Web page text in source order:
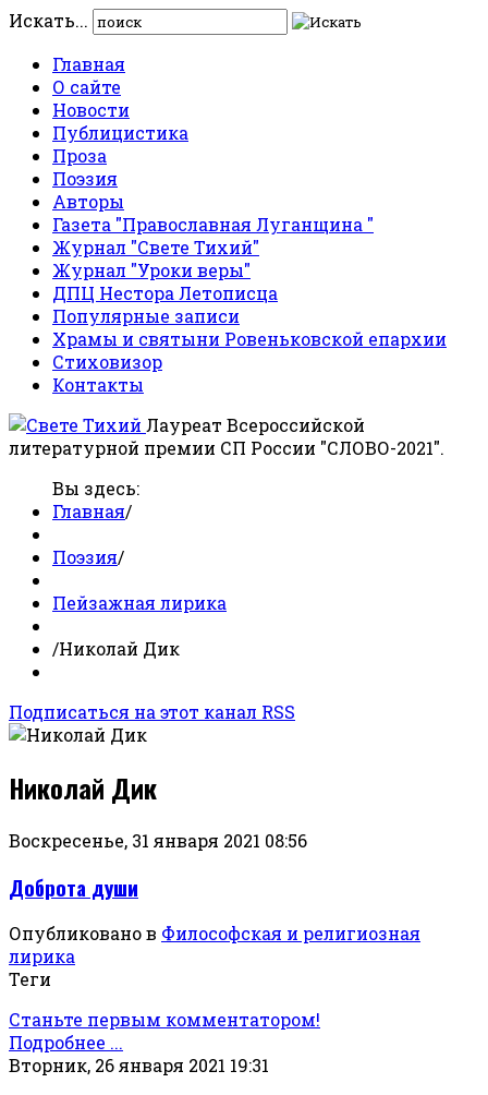
Искать...
Главная
О сайте
Новости
Публицистика
Проза
Поэзия
Авторы
Газета "Православная Луганщина "
Журнал "Свете Тихий"
Журнал "Уроки веры"
ДПЦ Нестора Летописца
Популярные записи
Храмы и святыни Ровеньковской епархии
Стиховизор
Контакты
Лауреат Всероссийской
литературной премии СП России "СЛОВО-2021".
Вы здесь:
Главная/
Поэзия/
Пейзажная лирика
/Николай Дик
Подписаться на этот канал RSS
Николай Дик
Воскресенье, 31 января 2021 08:56
Доброта души
Опубликовано в Философская и религиозная
лирика
Теги
Станьте первым комментатором!
Подробнее ...
Вторник, 26 января 2021 19:31